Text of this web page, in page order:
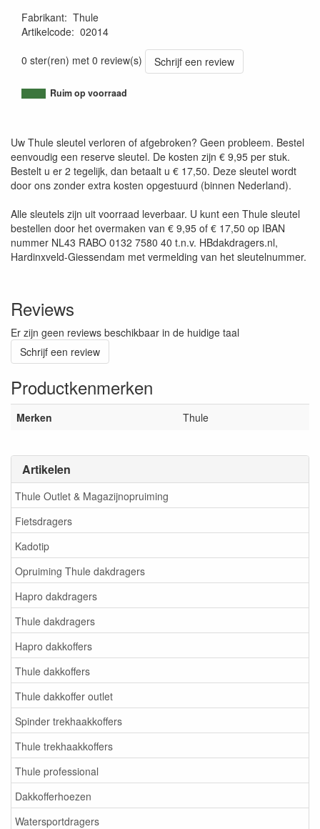
Artikelen
Thule Outlet & Magazijnopruiming
Fietsdragers
Kadotip
Opruiming Thule dakdragers
Hapro dakdragers
Thule dakdragers
Hapro dakkoffers
Thule dakkoffers
Thule dakkoffer outlet
Spinder trekhaakkoffers
Thule trekhaakkoffers
Thule professional
Dakkofferhoezen
Watersportdragers
Fabrikant: Thule
Artikelcode: 02014
0 ster(ren) met 0 review(s)
Schrijf een review
Ruim op voorraad
Uw Thule sleutel verloren of afgebroken? Geen probleem. Bestel
eenvoudig een reserve sleutel. De kosten zijn € 9,95 per stuk.
Bestelt u er 2 tegelijk, dan betaalt u € 17,50. Deze sleutel wordt
door ons zonder extra kosten opgestuurd (binnen Nederland).
Alle sleutels zijn uit voorraad leverbaar. U kunt een Thule sleutel
bestellen door het overmaken van € 9,95 of € 17,50 op IBAN
nummer NL43 RABO 0132 7580 40 t.n.v. HBdakdragers.nl,
Hardinxveld-Giessendam met vermelding van het sleutelnummer.
Reviews
Er zijn geen reviews beschikbaar in de huidige taal
Schrijf een review
Productkenmerken
Merken Thule